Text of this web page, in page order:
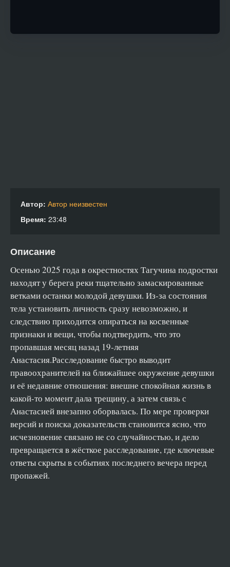
Автор: Автор неизвестен
Время: 23:48
Описание
Осенью 2025 года в окрестностях Тагучина подростки
находят у берега реки тщательно замаскированные
ветками останки молодой девушки. Из‑за состояния
тела установить личность сразу невозможно, и
следствию приходится опираться на косвенные
признаки и вещи, чтобы подтвердить, что это
пропавшая месяц назад 19‑летняя
Анастасия.Расследование быстро выводит
правоохранителей на ближайшее окружение девушки
и её недавние отношения: внешне спокойная жизнь в
какой-то момент дала трещину, а затем связь с
Анастасией внезапно оборвалась. По мере проверки
версий и поиска доказательств становится ясно, что
исчезновение связано не со случайностью, и дело
превращается в жёсткое расследование, где ключевые
ответы скрыты в событиях последнего вечера перед
пропажей.